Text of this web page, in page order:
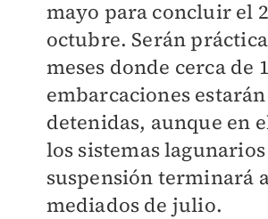
mayo para concluir el
octubre. Serán
meses donde cerca de
embarcaciones estarán
detenidas, aunque en
los sistemas
suspensión terminará
mediados de julio.